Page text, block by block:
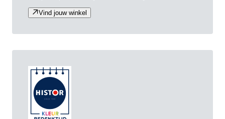
Vind jouw winkel